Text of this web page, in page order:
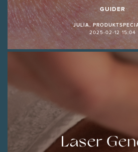
GUIDER
JULIA,
2025-02-12 15:04
Laser